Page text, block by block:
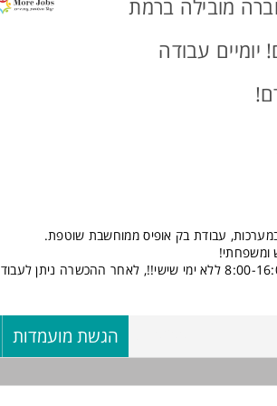
מובילה ברמת
יומיים עבודה
במערכות, עבודת בק אופיס ממוחשבת שוטפת.
ומשפחתי!
משרה בימים א'-ה, בין השעות 8:00-16:00 ללא ימי שישי!!, לאחר ההכשרה ניתן לעבוד
מהבית
הגשת מועמדות